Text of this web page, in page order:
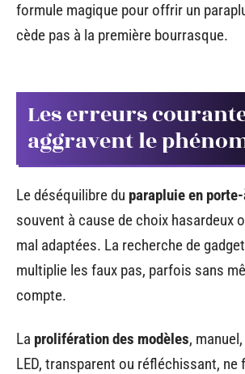
formule magique pour offrir un
cède pas à la première bourrasque.
Les erreurs
aggravent le
Le déséquilibre du parapluie en
souvent à cause de choix hasardeux
mal adaptées. La recherche de
multiplie les faux pas, parfois sans
compte.
La prolifération des modèles,
LED, transparent ou réfléchissant, ne